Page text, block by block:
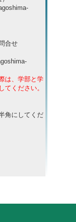
合せ
は、学部と学
てください。
角にしてくだ